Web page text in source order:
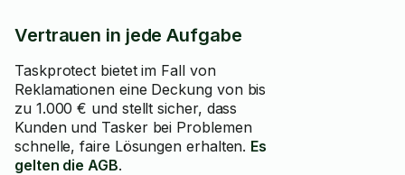
Vertrauen in jede Aufgabe
Taskprotect bietet im Fall von
Reklamationen eine Deckung von bis
zu 1.000 € und stellt sicher, dass
Kunden und Tasker bei Problemen
schnelle, faire Lösungen erhalten. Es
gelten die AGB.